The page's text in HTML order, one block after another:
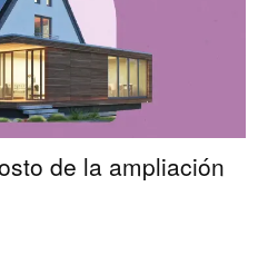
de la ampliación